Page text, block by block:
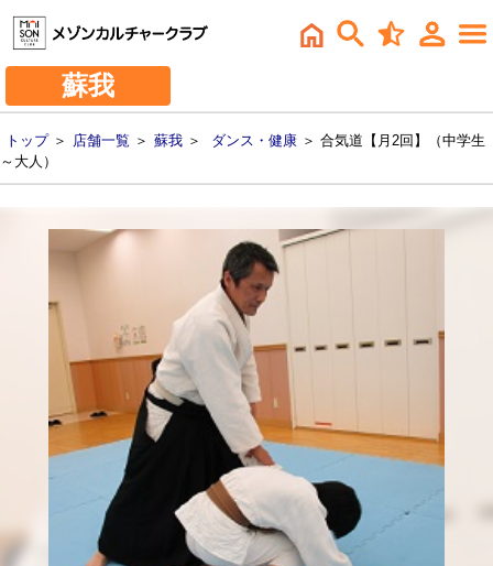
蘇我
トップ＞ 店舗一覧 ＞ 蘇我 ＞ ダンス・健康 ＞ 合気道【月2回】（中学生
～大人）